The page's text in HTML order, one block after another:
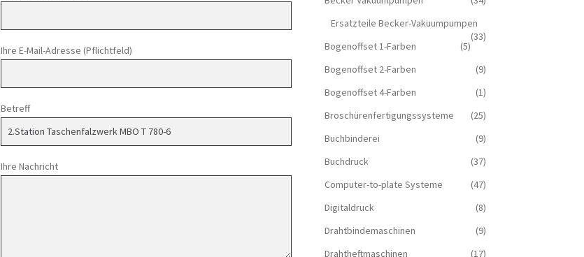
Ihre E-Mail-Adresse (Pflichtfeld)
Betreff
Ihre Nachricht
Ersatzteile Becker-Vakuumpumpen
(33)
Bogenoffset 1-Farben
(5)
Bogenoffset 2-Farben
(9)
Bogenoffset 4-Farben
(1)
Broschürenfertigungssysteme
(25)
Buchbinderei
(9)
Buchdruck
(37)
Computer-to-plate Systeme
(47)
Digitaldruck
(8)
Drahtbindemaschinen
(9)
Drahtheftmaschinen
(17)